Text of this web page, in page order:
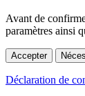
Avant de
paramètres ainsi
Accepter
Déclaration de